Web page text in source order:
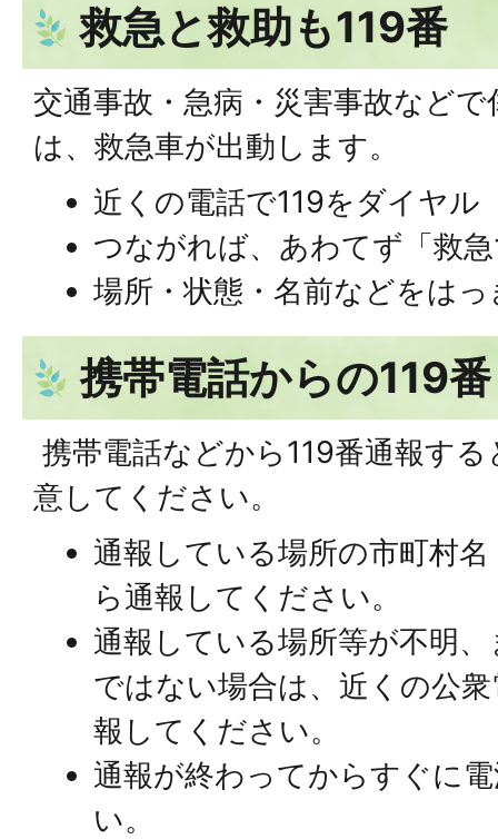
救急と救助も119番
交通事故・急病・災害事故など
は、救急車が出動します。
近くの電話で119をダイヤル
つながれば、あわてず「救
場所・状態・名前などをは
携帯電話からの119番
携帯電話などから119番通報す
意してください。
通報している場所の市町村
ら通報してください。
通報している場所等が不明
ではない場合は、近くの公
報してください。
通報が終わってからすぐに
い。